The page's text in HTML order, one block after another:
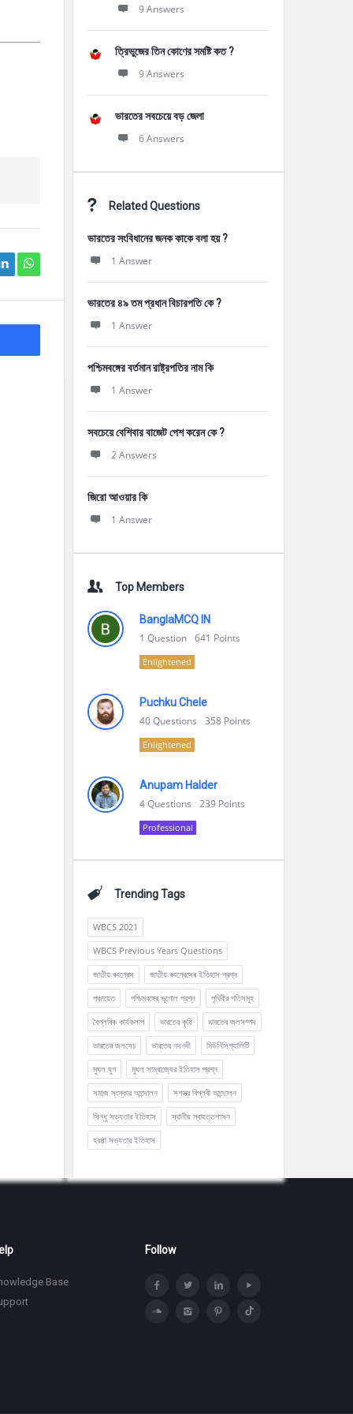
9 Answers
ত্রিভুজের তিন কোণের সমষ্টি কত ?
9 Answers
ভারতের সবচেয়ে বড় জেলা
6 Answers
Related Questions
ভারতের সংবিধানের জনক কাকে বলা হয় ?
1 Answer
ভারতের ৪৯ তম প্রধান বিচারপতি কে ?
1 Answer
পশ্চিমবঙ্গের বর্তমান রাষ্ট্রপতির নাম কি
1 Answer
সবচেয়ে বেশিবার বাজেট পেশ করেন কে ?
2 Answers
জিরো আওয়ার কি
1 Answer
Top Members
BanglaMCQ IN
1 Question 641 Points
Enlightened
Puchku Chele
40Questions 358 Points
Enlightened
Anupam Halder
4Questions 239 Points
Professional
Trending Tags
WBCS 2021
WBCS Previous Years Questions
জাতীয় কংগ্রেস
জাতীয় কংগ্রেসের ইতিহাস প্রশ্ন
পঞ্চায়েত
পশ্চিমবঙ্গের ভূগোল প্রশ্ন
পৃথিবীর গতিসমূহ
বৈপ্লবিক কার্যকলাপ
ভারতের কৃষি
ভারতের জলসম্পদ
ভারতের জলসেচ
ভারতের নদনদী
মিউনিসিপ্যালিটি
মুঘল যুগ
মুঘল সাম্রাজ্যের ইতিহাস প্রশ্ন
সমাজ সংস্কার আন্দোলন
সশস্ত্র বিপ্লবী আন্দোলন
সিন্ধু সভ্যতার ইতিহাস
স্থানীয় স্বায়ত্তশাসন
হরপ্পা সভ্যতার ইতিহাস
Base
Follow